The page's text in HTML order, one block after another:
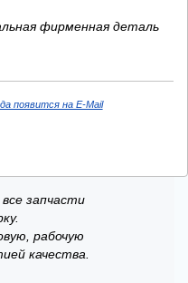
фирменная деталь
появится на E-Mail
запчасти
рабочую
качества.